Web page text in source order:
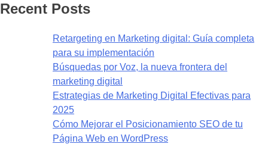
Recent Posts
Retargeting en Marketing digital: Guía completa
para su implementación
Búsquedas por Voz, la nueva frontera del
marketing digital
Estrategias de Marketing Digital Efectivas para
2025
Cómo Mejorar el Posicionamiento SEO de tu
Página Web en WordPress